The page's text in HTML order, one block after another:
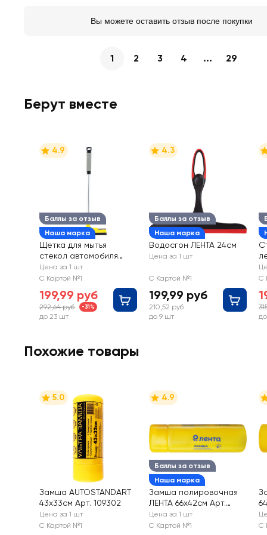
Вы можете оставить отзыв после покупки
1 2 3 4 ... 29
Берут вместе
Баллы за отзыв
Наша марка
4.9
Щетка для мытья
стекол автомобиля
ЛЕНТА 47см, Арт.
XD7030
Цена за 1 шт
С Картой №1
199,99 руб
292,64 руб -31%
до 23 шт
Баллы за отзыв
Наша марка
4.3
Водосгон ЛЕНТА 24см
Цена за 1 шт
С Картой №1
199,99 руб
210,52 руб
до 9 шт
С
Похожие товары
5.0
Замша AUTOSTANDART
43х33см Арт. 109302
Цена за 1 шт
С Картой №1
Баллы за отзыв
Наша марка
4.9
Замша полировочная
ЛЕНТА 66х42см Арт.
CDFD-B
Цена за 1 шт
С Картой №1
С